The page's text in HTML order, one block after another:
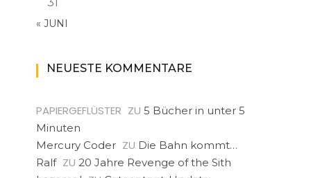
« JUNI
NEUESTE KOMMENTARE
PAPIERGEFLÜSTER ZU 5 Bücher in unter 5
Minuten
Mercury Coder ZU Die Bahn kommt…
Ralf ZU 20 Jahre Revenge of the Sith